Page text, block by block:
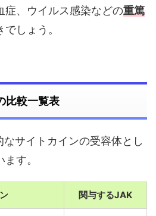
症、ウイルス感染などの重篤
しょう。
比較一覧表
サイトカインの受容体とし
す。
関与するJAK